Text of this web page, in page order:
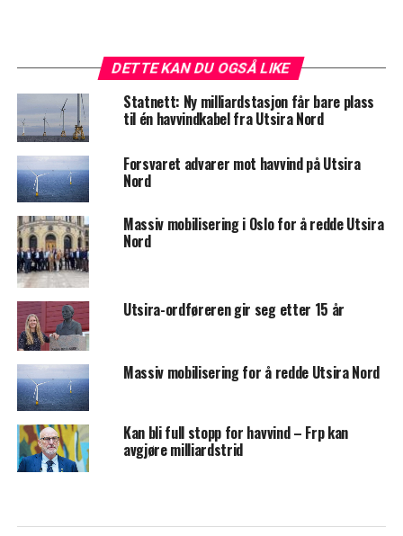
DETTE KAN DU OGSÅ LIKE
Statnett: Ny milliardstasjon får bare plass
til én havvindkabel fra Utsira Nord
Forsvaret advarer mot havvind på Utsira
Nord
Massiv mobilisering i Oslo for å redde Utsira
Nord
Utsira-ordføreren gir seg etter 15 år
Massiv mobilisering for å redde Utsira Nord
Kan bli full stopp for havvind – Frp kan
avgjøre milliardstrid